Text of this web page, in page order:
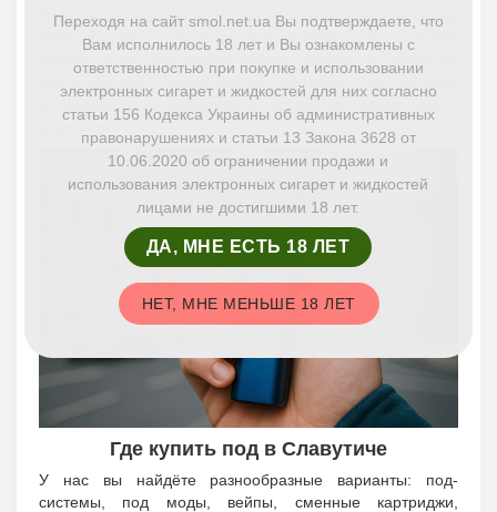
Появление под-систем стало новой эрой в мире
вейпинга. Эти устройства предложили пользователям
вкусопередачу. Подики быстро завоевали популярность
и продолжают удерживать лидерство среди вейп-
Где купить под в Славутиче
У нас вы найдёте разнообразные варианты: под-
системы, под моды, вейпы, сменные картриджи,
Переходя на сайт smol.net.ua Вы подтверждаете, что
Вам исполнилось 18 лет и Вы ознакомлены с
ответственностью при покупке и использовании
электронных сигарет и жидкостей для них согласно
статьи 156 Кодекса Украины об административных
правонарушениях и статьи 13 Закона 3628 от
10.06.2020 об ограничении продажи и
использования электронных сигарет и жидкостей
лицами не достигшими 18 лет.
ДА, МНЕ ЕСТЬ 18 ЛЕТ
НЕТ, МНЕ МЕНЬШЕ 18 ЛЕТ